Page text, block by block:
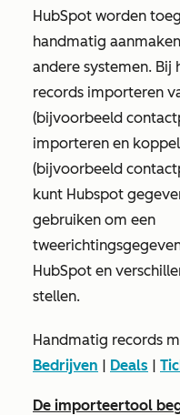
HubSpot worden
handmatig
andere systemen.
records importeren
(bijvoorbeeld
importeren en
(bijvoorbeeld
kunt Hubspot
gebruiken om een
HubSpot en
stellen.
Handmatig records
Bedrijven | Deals |
De importeertool